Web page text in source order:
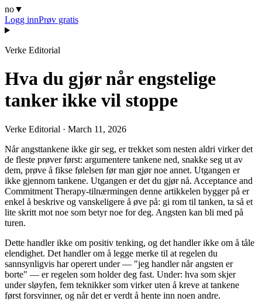
no▼
Logg innPrøv gratis
Verke Editorial
Hva du gjør når engstelige
tanker ikke vil stoppe
Verke Editorial · March 11, 2026
Når angsttankene ikke gir seg, er trekket som nesten aldri virker det
de fleste prøver først: argumentere tankene ned, snakke seg ut av
dem, prøve å fikse følelsen før man gjør noe annet. Utgangen er
ikke gjennom tankene. Utgangen er det du gjør nå. Acceptance and
Commitment Therapy-tilnærmingen denne artikkelen bygger på er
enkel å beskrive og vanskeligere å øve på: gi rom til tanken, ta så et
lite skritt mot noe som betyr noe for deg. Angsten kan bli med på
turen.
Dette handler ikke om positiv tenking, og det handler ikke om å tåle
elendighet. Det handler om å legge merke til at regelen du
sannsynligvis har operert under — "jeg handler når angsten er
borte" — er regelen som holder deg fast. Under: hva som skjer
under sløyfen, fem teknikker som virker uten å kreve at tankene
først forsvinner, og når det er verdt å hente inn noen andre.